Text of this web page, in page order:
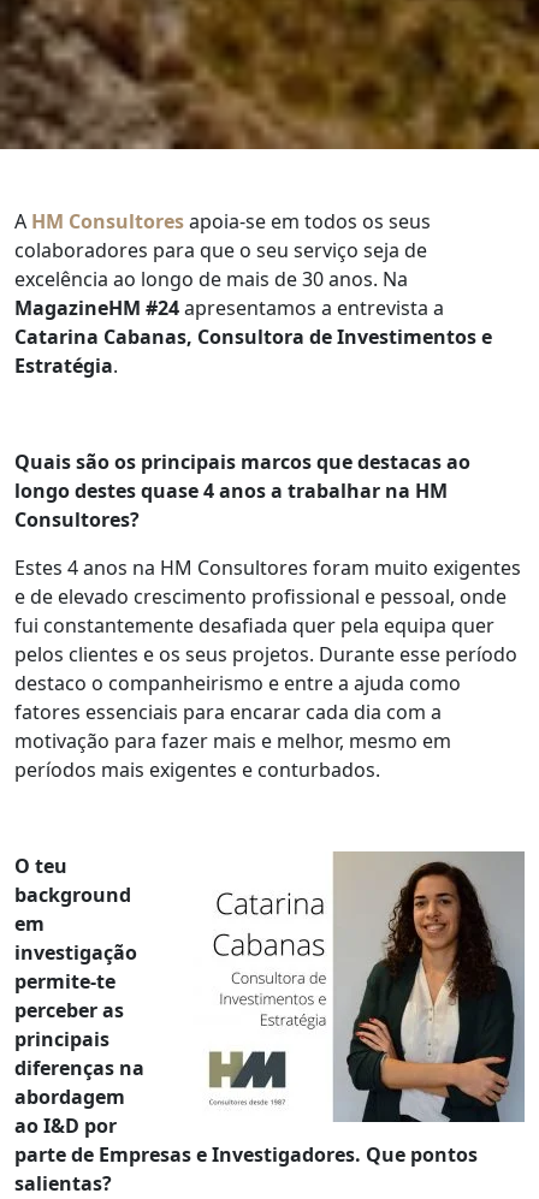
A HM Consultoresapoia-se em todos os seus
colaboradores para que o seu serviço seja de
excelência ao longo de mais de 30 anos. Na
MagazineHM #24apresentamos a entrevista a
Catarina Cabanas, Consultora de Investimentos e
Estratégia.
Quais são os principais marcos que destacas ao
longo destes quase 4 anos a trabalhar na HM
Consultores?
Estes 4 anos na HM Consultores foram muito exigentes
e de elevado crescimento profissional e pessoal, onde
fui constantemente desafiada quer pela equipa quer
pelos clientes e os seus projetos. Durante esse período
destaco o companheirismo e entre a ajuda como
fatores essenciais para encarar cada dia com a
motivação para fazer mais e melhor, mesmo em
períodos mais exigentes e conturbados.
O teu
background
em
investigação
permite-te
perceber as
principais
diferenças na
abordagem
ao I&D por
parte de Empresas e Investigadores. Que pontos
salientas?